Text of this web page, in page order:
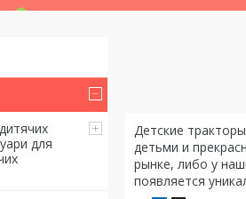
для
Детские
детьми и
рынке, либо у
появляется